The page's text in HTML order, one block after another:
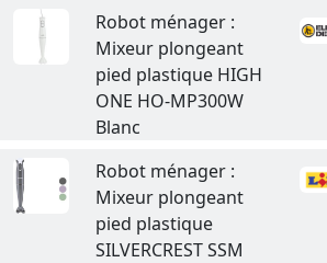
Robot ménager :
Mixeur plongeant
pied plastique HIGH
ONE HO-MP300W
Blanc
Robot ménager :
Mixeur plongeant
pied plastique
SILVERCREST SSM